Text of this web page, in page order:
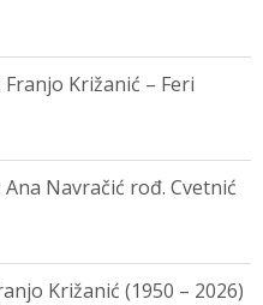
Križanić – Feri
Navračić rođ. Cvetnić
Križanić (1950 – 2026)